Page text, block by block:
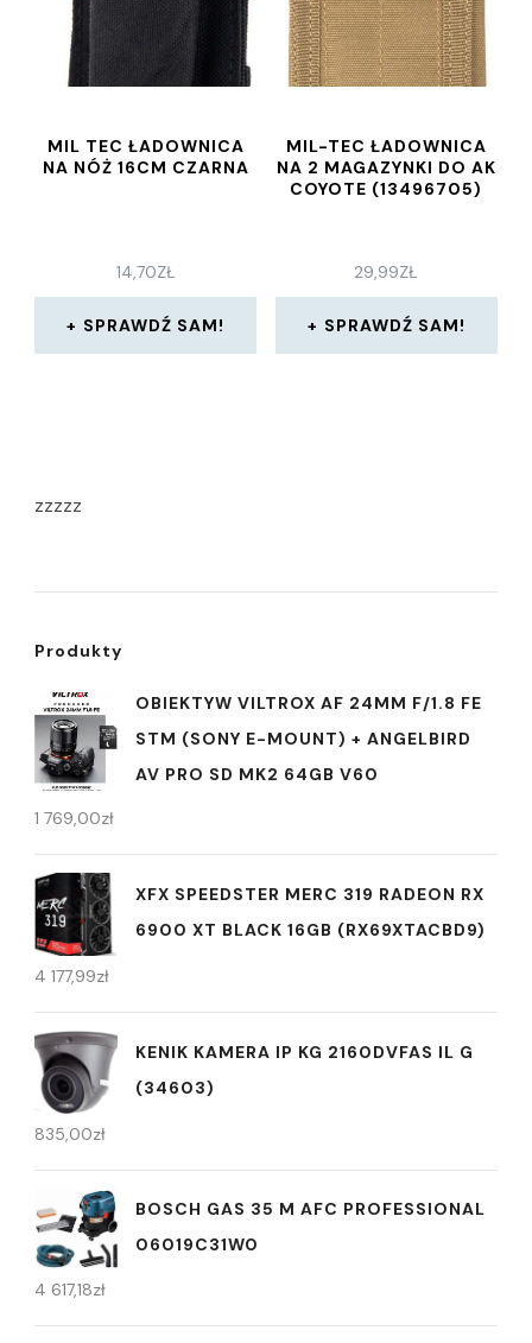
MIL TEC ŁADOWNICA
NA NÓŻ 16CM CZARNA
14,70ZŁ
SPRAWDŹ SAM!
MIL-TEC ŁADOWNICA
NA 2 MAGAZYNKI DO AK
COYOTE (13496705)
29,99ZŁ
SPRAWDŹ SAM!
zzzzz
Produkty
OBIEKTYW VILTROX AF 24MM F/1.8 FE
STM (SONY E-MOUNT) + ANGELBIRD
AV PRO SD MK2 64GB V60
1 769,00zł
XFX SPEEDSTER MERC 319 RADEON RX
6900 XT BLACK 16GB (RX69XTACBD9)
4 177,99zł
KENIK KAMERA IP KG 2160DVFAS IL G
(34603)
835,00zł
BOSCH GAS 35 M AFC PROFESSIONAL
06019C31W0
4 617,18zł